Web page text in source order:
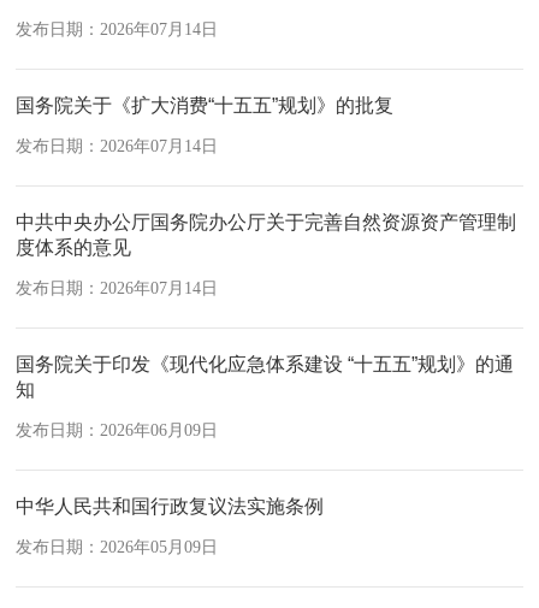
发布日期：2026年07月14日
国务院关于《扩大消费“十五五”规划》的批复
发布日期：2026年07月14日
中共中央办公厅国务院办公厅关于完善自然资源资产管理制
度体系的意见
发布日期：2026年07月14日
国务院关于印发《现代化应急体系建设 “十五五”规划》的通
知
发布日期：2026年06月09日
中华人民共和国行政复议法实施条例
发布日期：2026年05月09日